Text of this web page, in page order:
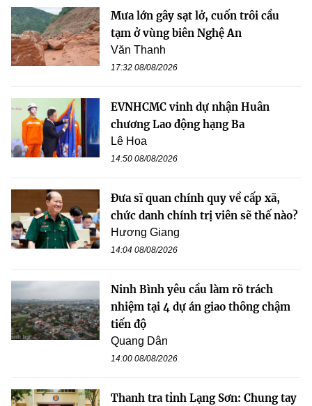
Mưa lớn gây sạt lở, cuốn trôi cầu
tạm ở vùng biên Nghệ An
Văn Thanh
17:32 08/08/2026
EVNHCMC vinh dự nhận Huân
chương Lao động hạng Ba
Lê Hoa
14:50 08/08/2026
Đưa sĩ quan chính quy về cấp xã,
chức danh chính trị viên sẽ thế nào?
Hương Giang
14:04 08/08/2026
Ninh Bình yêu cầu làm rõ trách
nhiệm tại 4 dự án giao thông chậm
tiến độ
Quang Dân
14:00 08/08/2026
Thanh tra tỉnh Lạng Sơn: Chung tay